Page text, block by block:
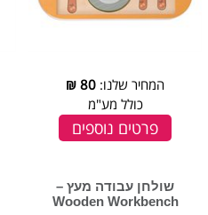
המחיר שלנו: 80
₪
כולל מע"מ
פרטים נוספים
שולחן עבודה מעץ –
‏‏‏‏Wooden Workbench